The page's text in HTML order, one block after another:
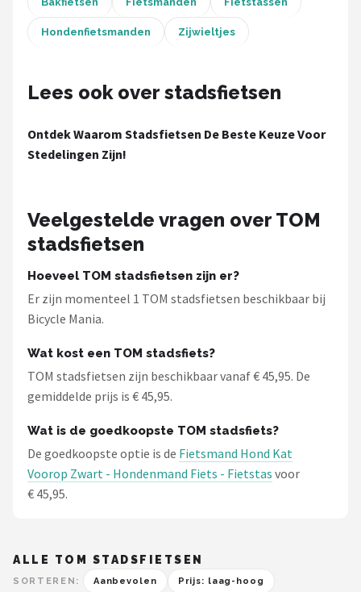
AXA
BBB Cycling
Schwalbe
Shimano
Cortina
Alle merken →
Hondenfietsmanden Zijwieltjes
Lees ook over stadsfietsen
Ontdek Waarom Stadsfietsen De Beste Keuze Voor
Stedelingen Zijn!
Veelgestelde vragen over TOM
stadsfietsen
Hoeveel TOM stadsfietsen zijn er?
Er zijn momenteel 1 TOM stadsfietsen beschikbaar bij
Bicycle Mania.
Wat kost een TOM stadsfiets?
TOM stadsfietsen zijn beschikbaar vanaf € 45,95. De
gemiddelde prijs is € 45,95.
Wat is de goedkoopste TOM stadsfiets?
De goedkoopste optie is de Fietsmand Hond Kat
Voorop Zwart - Hondenmand Fiets - Fietstas voor
€ 45,95.
ALLE TOM STADSFIETSEN
SORTEREN: Aanbevolen Prijs: laag-hoog